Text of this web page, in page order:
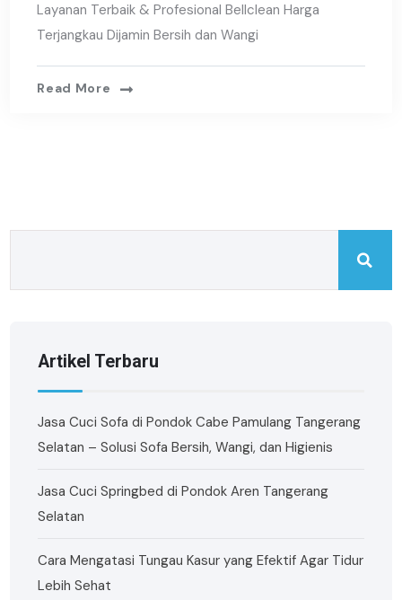
Layanan Terbaik & Profesional Bellclean Harga
Terjangkau Dijamin Bersih dan Wangi
Read More
Artikel Terbaru
Jasa Cuci Sofa di Pondok Cabe Pamulang Tangerang
Selatan – Solusi Sofa Bersih, Wangi, dan Higienis
Jasa Cuci Springbed di Pondok Aren Tangerang
Selatan
Cara Mengatasi Tungau Kasur yang Efektif Agar Tidur
Lebih Sehat